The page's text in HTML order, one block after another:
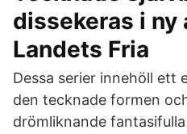
dissekeras i ny
Landets Fria
Dessa serier innehöll ett
den tecknade formen
drömliknande